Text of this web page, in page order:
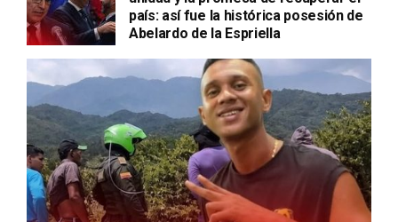
país: así fue la histórica posesión de
Abelardo de la Espriella